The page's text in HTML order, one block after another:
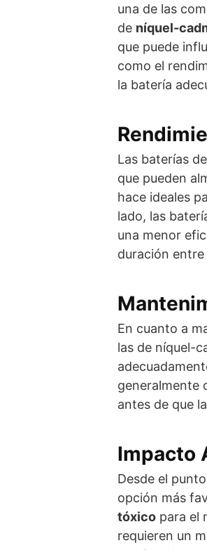
una de las
de níquel-
que puede
como el
la batería
Las baterías
que pueden
hace ideales
lado, las
una menor
duración entre
En cuanto a
las de níquel-
generalmente
antes de que
Impacto
Desde el
opción más
tóxico para el
requieren un